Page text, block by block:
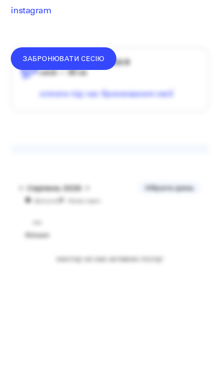
instagram
ЗАБРОНЮВАТИ СЕСІЮ
середній донат — 1340 ₴
сесія — 60 хв
оплата під час бронювання сесії